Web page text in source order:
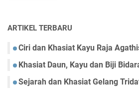
ARTIKEL TERBARU
Ciri dan Khasiat Kayu Raja
Khasiat Daun, Kayu dan Biji
Sejarah dan Khasiat Gelang